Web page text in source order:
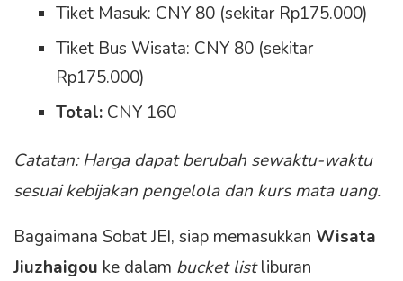
Tiket Masuk: CNY 80 (sekitar Rp175.000)
Tiket Bus Wisata: CNY 80 (sekitar
Rp175.000)
Total: CNY 160
Catatan: Harga dapat berubah sewaktu-waktu
sesuai kebijakan pengelola dan kurs mata uang.
Bagaimana Sobat JEI, siap memasukkan Wisata
Jiuzhaigou ke dalam bucket listliburan